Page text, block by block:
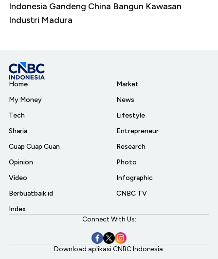
Indonesia Gandeng China Bangun Kawasan
Industri Madura
Home
My Money
Tech
Sharia
Cuap Cuap Cuan
Opinion
Video
Berbuatbaik.id
Index
Market
News
Lifestyle
Entrepreneur
Research
Photo
Infographic
CNBC TV
Connect With Us:
Download aplikasi CNBC Indonesia: